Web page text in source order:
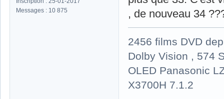
Messages : 10 875
, de nouveau 34
2456 films DVD
Dolby Vision , 574
OLED Panasonic
X3700H 7.1.2